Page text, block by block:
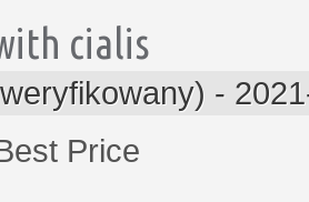
cialis
-
Price